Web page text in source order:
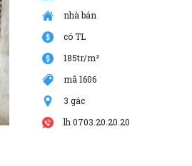
nhà bán
có TL
185tr/m²
mã 1606
3 gác
lh 0703.20.20.20